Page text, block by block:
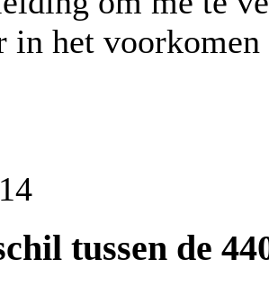
in het
tussen de